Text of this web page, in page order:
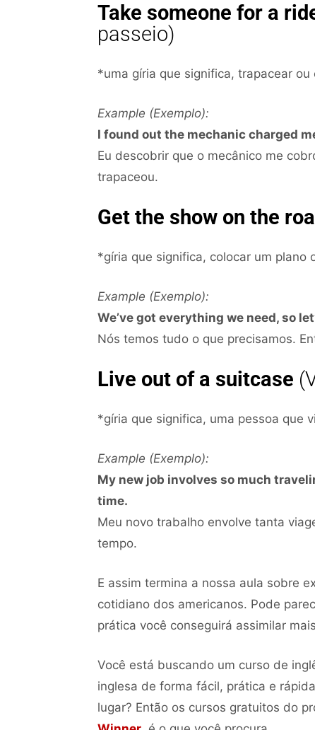
Take someone for a
passeio)
*uma gíria que significa, trapacear ou
Example (Exemplo):
I found out the mechanic charged
Eu descobrir que o mecânico me
trapaceou.
Get the show on the
*gíria que significa, colocar um plano
Example (Exemplo):
We’ve got everything we need, so
Nós temos tudo o que precisamos.
Live out of a suitcase
*gíria que significa, uma pessoa que
Example (Exemplo):
My new job involves so much
time.
Meu novo trabalho envolve tanta
tempo.
E assim termina a nossa aula sobre
cotidiano dos americanos. Pode
prática você conseguirá assimilar
Você está buscando um curso de
inglesa de forma fácil, prática e
lugar? Então os cursos gratuitos do